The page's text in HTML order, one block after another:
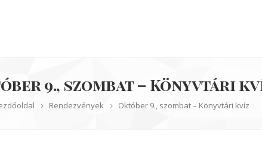
9., szombat – Könyvtári
Rendezvények Október 9., szombat – Könyvtári kvíz